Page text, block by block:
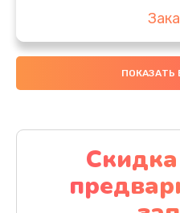
Ремонт или
Ремонт привода
ПОКАЗАТЬ